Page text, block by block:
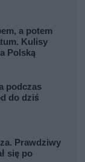
a potem
Kulisy
Polską
podczas
do dziś
Prawdziwy
się po